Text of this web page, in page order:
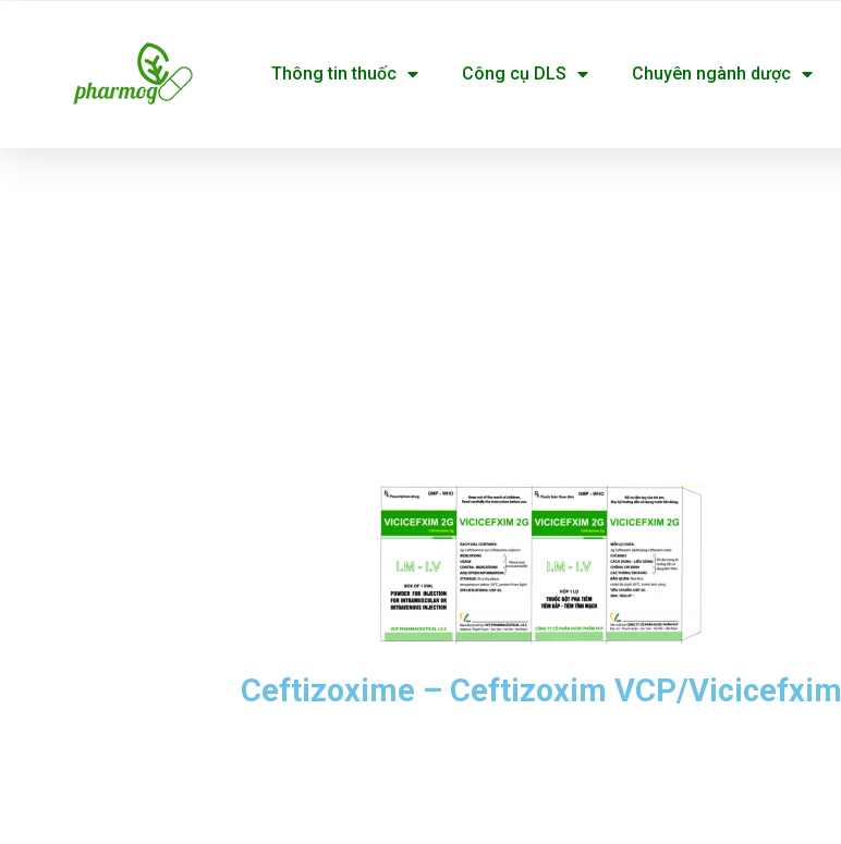
Thông tin thuốc Công cụ DLS Chuyên ngành dược
Ceftizoxime – Ceftizoxim VCP/Vicicefxim